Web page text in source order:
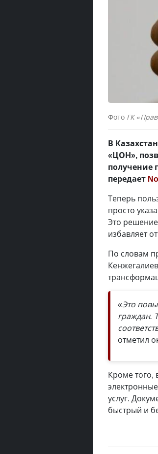
Фото ГК
В
«ЦОН»,
получение
передает
Теперь
просто
Это
избавляет
По словам
«Это
граждан.
отметил
Кроме того,
услуг.
быстрый и